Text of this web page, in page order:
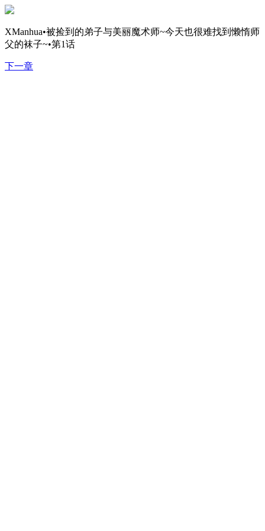
XManhua•被捡到的弟子与美丽魔术师~今天也很难找到懒惰师
父的袜子~•第1话
下一章